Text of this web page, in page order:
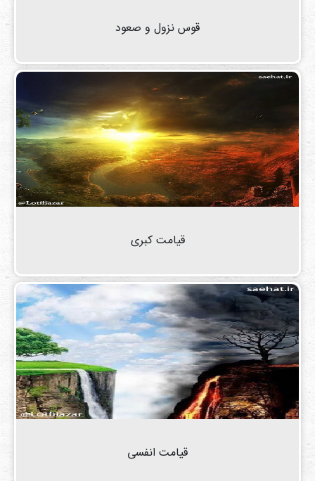
قوس نزول و صعود
قیامت کبری
قیامت انفسی